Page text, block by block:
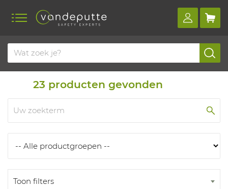
Home Producten
23 producten gevonden
Toon filters